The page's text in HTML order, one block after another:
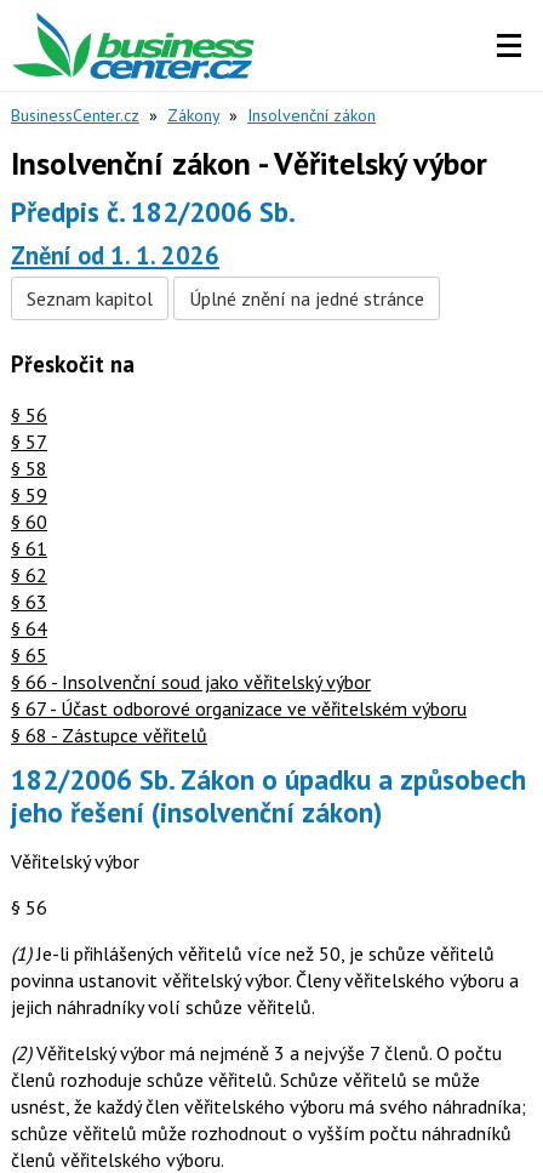
BusinessCenter.cz » Zákony » Insolvenční zákon
Insolvenční zákon - Věřitelský výbor
Předpis č. 182/2006 Sb.
Znění od 1. 1. 2026
Seznam kapitol Úplné znění na jedné stránce
Přeskočit na
§ 56
§ 57
§ 58
§ 59
§ 60
§ 61
§ 62
§ 63
§ 64
§ 65
§ 66 - Insolvenční soud jako věřitelský výbor
§ 67 - Účast odborové organizace ve věřitelském výboru
§ 68 - Zástupce věřitelů
182/2006 Sb. Zákon o úpadku a způsobech
jeho řešení (insolvenční zákon)
Věřitelský výbor
§ 56
(1)Je-li přihlášených věřitelů více než 50, je schůze věřitelů
povinna ustanovit věřitelský výbor. Členy věřitelského výboru a
jejich náhradníky volí schůze věřitelů.
(2)Věřitelský výbor má nejméně 3 a nejvýše 7 členů. O počtu
členů rozhoduje schůze věřitelů. Schůze věřitelů se může
usnést, že každý člen věřitelského výboru má svého náhradníka;
schůze věřitelů může rozhodnout o vyšším počtu náhradníků
členů věřitelského výboru.